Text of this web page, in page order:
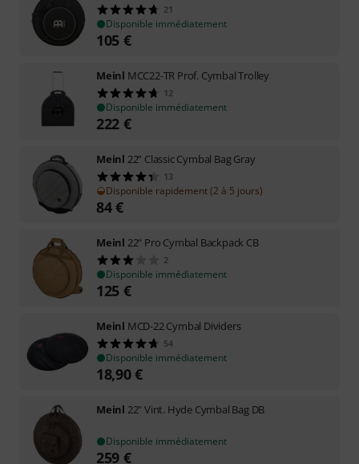
21
Disponible immédiatement
105 €
Meinl MCC22-TR Prof. Cymbal Trolley
12
Disponible immédiatement
222 €
Meinl 22” Classic Cymbal Bag Gray
13
Disponible rapidement (2 à 5 jours)
84€
Meinl 22" Pro Cymbal Backpack CB
2
Disponible immédiatement
125 €
Meinl MCD-22 Cymbal Dividers
54
Disponible immédiatement
18,90€
Meinl 22" Vint. Hyde Cymbal Bag DB
Disponible immédiatement
259 €